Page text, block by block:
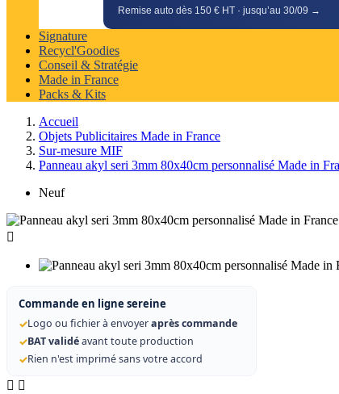
Remise auto dès 150 € HT · jusqu’au 30/09 →
Signature
Recycl'Goodies
Conseil & Stratégie
Made in France
Packs & Kits
Accueil
Objets Publicitaires Made in France
Sur-mesure MIF
Panneau akyl seri 3mm 80x40cm personnalisé Made in
Neuf

Commande en ligne sereine
✓Logo ou fichier à envoyeraprès commande
✓BAT validéavant toute production
✓Rien n'est imprimé sans votre accord
 